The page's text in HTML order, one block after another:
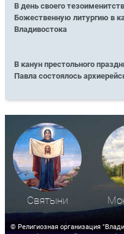
В день своего
Божественную литургию в
Владивостока
В канун престольного
Павла состоялось
Святыни
© Религиозная организация